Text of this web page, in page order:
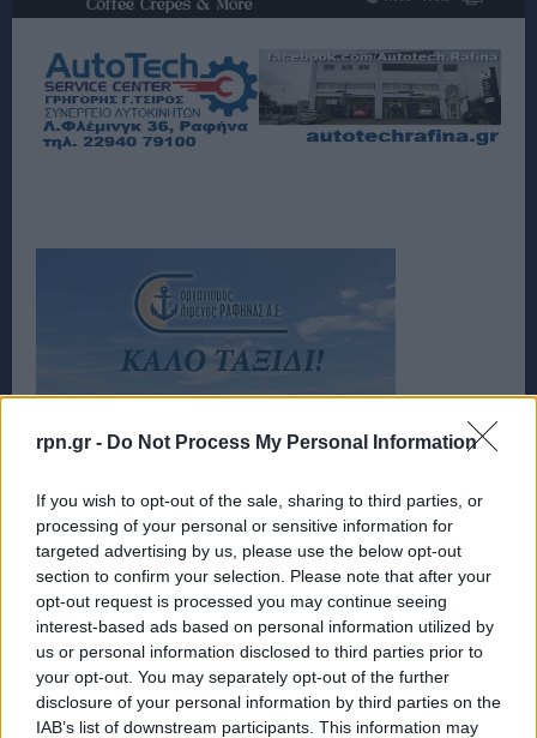
rpn.gr - Do Not Process My Personal Information
If you wish to opt-out of the sale, sharing to third parties, or
processing of your personal or sensitive information for
targeted advertising by us, please use the below opt-out
section to confirm your selection. Please note that after your
opt-out request is processed you may continue seeing
interest-based ads based on personal information utilized by
us or personal information disclosed to third parties prior to
your opt-out. You may separately opt-out of the further
disclosure of your personal information by third parties on the
IAB’s list of downstream participants. This information may